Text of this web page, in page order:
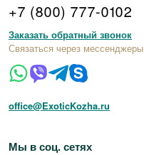
+7 (800) 777-0102
Заказать обратный звонок
Связаться через мессенджеры
office@ExoticKozha.ru
Мы в соц. сетях